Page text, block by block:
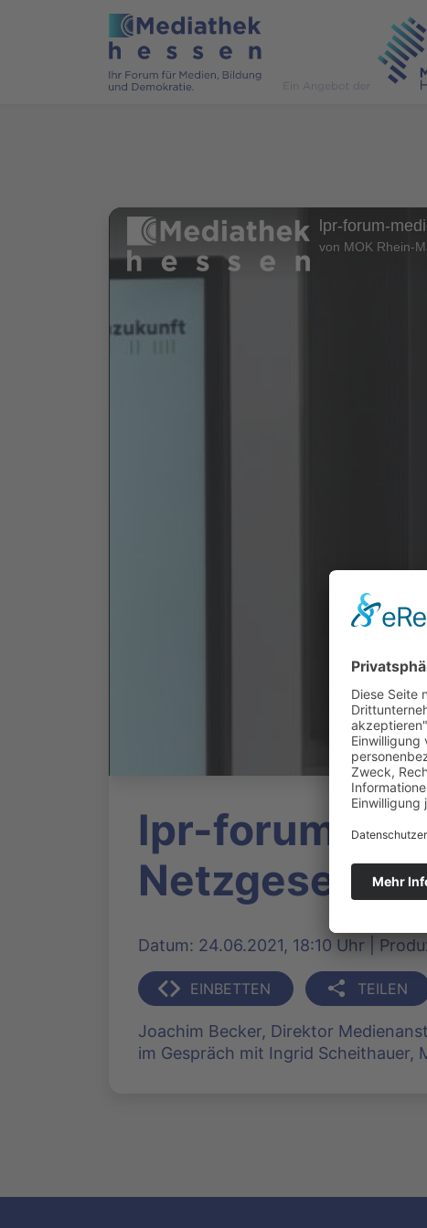
lpr-forum-
von MOK Rhein-
lpr-forum-
Datum: 24.06.2021, 18:10 Uhr |
EINBETTEN TEILEN
Joachim Becker, Direktor
im Gespräch mit Ingrid Scheithauer,